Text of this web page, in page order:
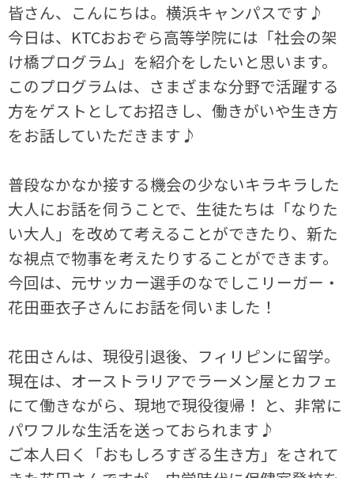
皆さん、こんにちは。横浜キャンパスです♪
今日は、KTCおおぞら高等学院には「社会の架
け橋プログラム」を紹介をしたいと思います。
このプログラムは、さまざまな分野で活躍する
方をゲストとしてお招きし、働きがいや生き方
をお話していただきます♪
普段なかなか接する機会の少ないキラキラした
大人にお話を伺うことで、生徒たちは「なりた
い大人」を改めて考えることができたり、新た
な視点で物事を考えたりすることができます。
今回は、元サッカー選手のなでしこリーガー・
花田亜衣子さんにお話を伺いました！
花田さんは、現役引退後、フィリピンに留学。
現在は、オーストラリアでラーメン屋とカフェ
にて働きながら、現地で現役復帰！ と、非常に
パワフルな生活を送っておられます♪
ご本人曰く「おもしろすぎる生き方」をされて